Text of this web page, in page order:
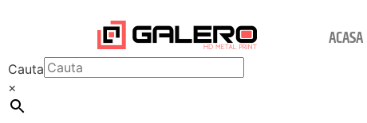
ACASA
Cauta
×